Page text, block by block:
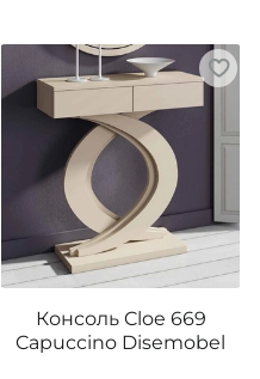
Консоль Cloe 669
Capuccino Disemobel